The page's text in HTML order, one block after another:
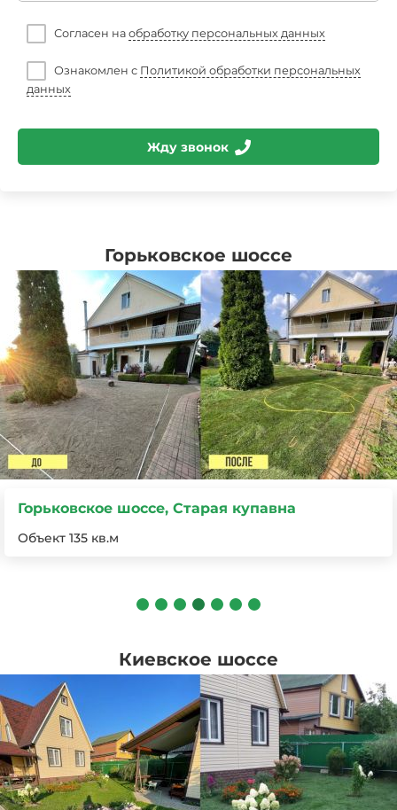
Согласен на обработку персональных данных
Ознакомлен с Политикой обработки персональных
данных
Жду звонок
Горьковское шоссе
Горьковское шоссе, Балашиха
Объект 550 кв.м
Киевское шоссе